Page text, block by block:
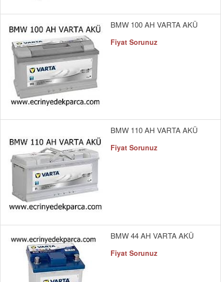
BMW 100 AH VARTA AKÜ
Fiyat Sorunuz
BMW 110 AH VARTA AKÜ
Fiyat Sorunuz
BMW 44 AH VARTA AKÜ
Fiyat Sorunuz